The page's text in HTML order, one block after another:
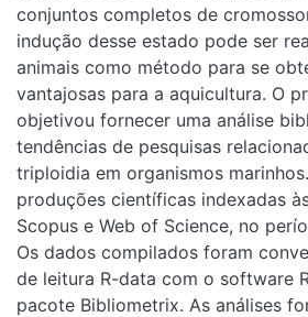
indução desse estado pode ser
animais como método para se obter
vantajosas para a aquicultura. O
fornecer uma análise bibliométrica
pesquisas relacionadas ao uso da
marinhos. A análise incluiu
às bases de dados Scopus e Web of
de 1984 a 2021. Os dados
para formato de leitura R-data com o
uso do pacote Bibliometrix. As
com a ferramenta Biblioshiny. Foram
publicados em 78 periódicos